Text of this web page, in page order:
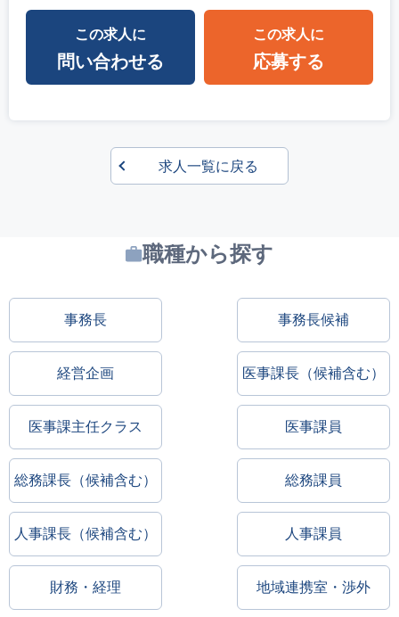
この求人に
問い合わせる
この求人に
応募する
求人一覧に戻る
職種から探す
事務長 事務長候補
経営企画 医事課長（候補含む）
医事課主任クラス 医事課員
総務課長（候補含む） 総務課員
人事課長（候補含む） 人事課員
財務・経理 地域連携室・渉外